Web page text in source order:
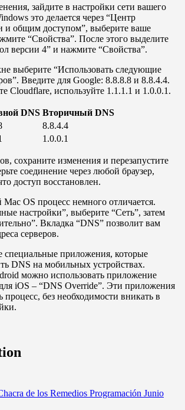
зайдите в настройки сети вашего
это делается через “Центр
и общим доступом”, выберите ваше
“Свойства”. После этого выделите
версии 4” и нажмите “Свойства”.
выберите “Использовать следующие
Введите для Google: 8.8.8.8 и 8.8.4.4.
Cloudflare, используйте 1.1.1.1 и 1.0.0.1.
DNS Вторичный DNS
8.8.4.4
1.0.0.1
сохраните изменения и перезапустите
соединение через любой браузер,
доступ восстановлен.
Mac OS процесс немного отличается.
настройки”, выберите “Сеть”, затем
Вкладка “DNS” позволит вам
серверов.
специальные приложения, которые
DNS на мобильных устройствах.
можно использовать приложение
iOS – “DNS Override”. Эти приложения
процесс, без необходимости вникать в
de los Remedios Programación Junio